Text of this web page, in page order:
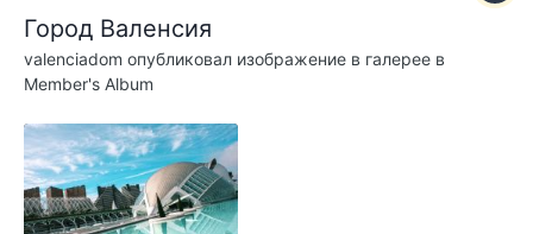
Город Валенсия
valenciadom опубликовал изображение в галерее в
Member's Album